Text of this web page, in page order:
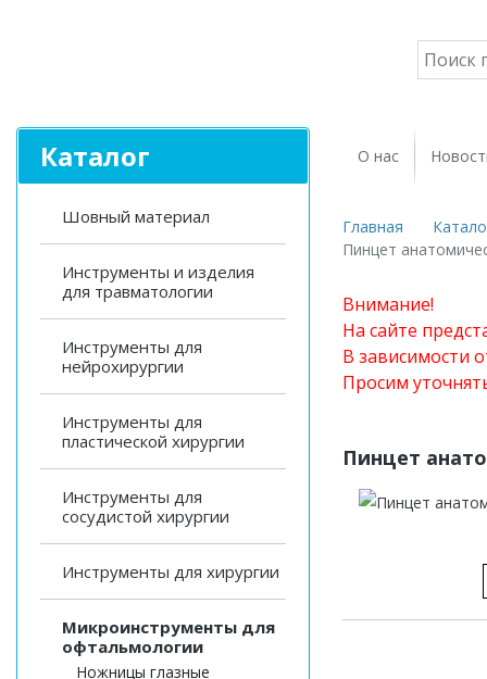
Каталог
Шовный материал
Инструменты и изделия
для травматологии
Инструменты для
нейрохирургии
Инструменты для
пластической хирургии
Инструменты для
сосудистой хирургии
Инструменты для хирургии
Микроинструменты для
офтальмологии
Ножницы глазные
О нас
Главная
Пинцет
Внимание!
На сайте
В зависимости
Просим
Пинцет